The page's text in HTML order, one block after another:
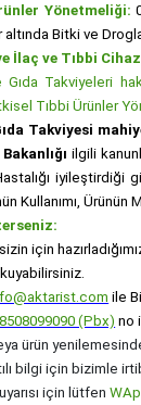
Yönetmeliği:
Bitki ve
İlaç ve Tıbbi
Takviyeleri
Tıbbi Ürünler
Takviyesi
ilgili
iyileştirdiği
Kullanımı,
için
ile
(Pbx) no
ürün
bilgi için bizimle
için lütfen